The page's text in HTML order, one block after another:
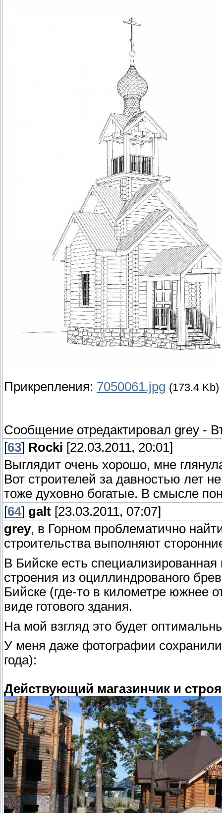
Прикрепления: 7050061.jpg (173.4 Kb)
Сообщение отредактировал grey -
[63] Rocki [22.03.2011, 20:01]
Выглядит очень хорошо, мне
Вот строителей за давностью лет
тоже духовно богатые. В смысле
[64] galt [23.03.2011, 07:07]
grey, в Горном проблематично
строительства выполняют
В Бийске есть
строения из оциллиндрованого
Бийске (где-то в километре южнее
виде готового здания.
На мой взгляд это будет
У меня даже фотографии
года):
Действующий магазинчик и